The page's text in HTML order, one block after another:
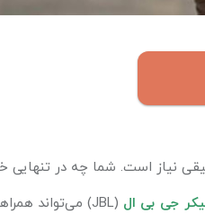
نیاز است. شما چه در تنهایی
جی بی ال (
JBL) می‌تواند